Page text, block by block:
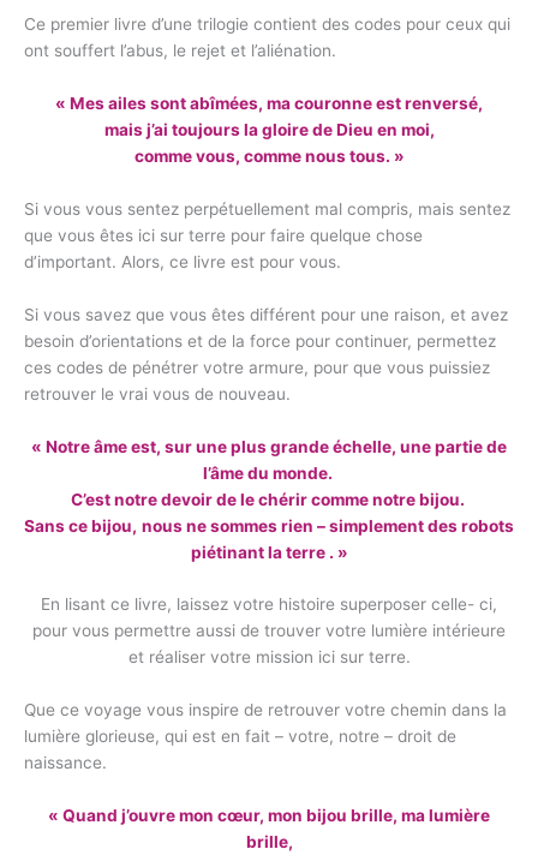
Ce premier livre d’une trilogie contient des codes pour ceux qui
ont souffert l’abus, le rejet et l’aliénation.
« Mes ailes sont abîmées, ma couronne est renversé,
mais j’ai toujours la gloire de Dieu en moi,
comme vous, comme nous tous. »
Si vous vous sentez perpétuellement mal compris, mais sentez
que vous êtes ici sur terre pour faire quelque chose
d’important. Alors, ce livre est pour vous.
Si vous savez que vous êtes différent pour une raison, et avez
besoin d’orientations et de la force pour continuer, permettez
ces codes de pénétrer votre armure, pour que vous puissiez
retrouver le vrai vous de nouveau.
« Notre âme est, sur une plus grande échelle, une partie de
l’âme du monde.
C’est notre devoir de le chérir comme notre bijou.
Sans ce bijou, nous ne sommes rien – simplement des robots
piétinant la terre . »
En lisant ce livre, laissez votre histoire superposer celle- ci,
pour vous permettre aussi de trouver votre lumière intérieure
et réaliser votre mission ici sur terre.
Que ce voyage vous inspire de retrouver votre chemin dans la
lumière glorieuse, qui est en fait – votre, notre – droit de
naissance.
« Quand j’ouvre mon cœur, mon bijou brille, ma lumière
brille,